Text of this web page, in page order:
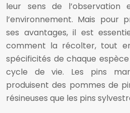
leur sens de
l’environnement. Mais pour
ses avantages, il est
comment la récolter, tout
spécificités de chaque
cycle de vie. Les pins
produisent des pommes de
résineuses que les pins